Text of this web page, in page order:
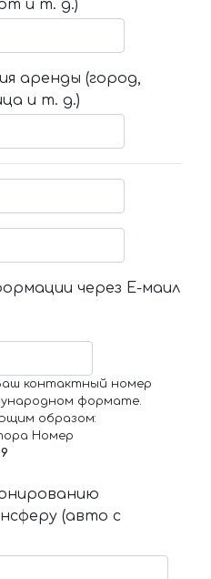
и т. д.)
аренды (город,
и т. д.)
через Е-маил
контактный номер
формате.
образом:
Номер
(авто с